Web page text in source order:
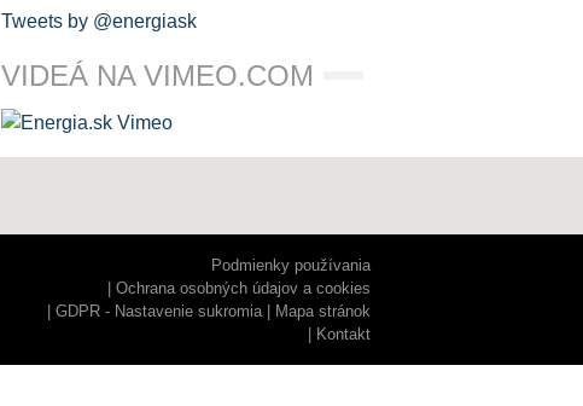
Tweets by @energiask
VIDEÁ NA VIMEO.COM
Podmienky používania
Ochrana osobných údajov a cookies
GDPR - Nastavenie sukromia
Mapa stránok
Kontakt